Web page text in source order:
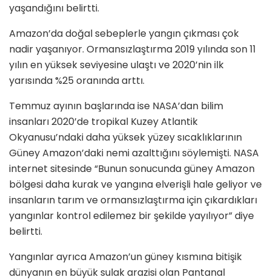
yaşandığını belirtti.
Amazon’da doğal sebeplerle yangın çıkması çok
nadir yaşanıyor. Ormansızlaştırma 2019 yılında son 11
yılın en yüksek seviyesine ulaştı ve 2020’nin ilk
yarısında %25 oranında arttı.
Temmuz ayının başlarında ise NASA’dan bilim
insanları 2020’de tropikal Kuzey Atlantik
Okyanusu’ndaki daha yüksek yüzey sıcaklıklarının
Güney Amazon’daki nemi azalttığını söylemişti. NASA
internet sitesinde “Bunun sonucunda güney Amazon
bölgesi daha kurak ve yangına elverişli hale geliyor ve
insanların tarım ve ormansızlaştırma için çıkardıkları
yangınlar kontrol edilemez bir şekilde yayılıyor” diye
belirtti.
Yangınlar ayrıca Amazon’un güney kısmına bitişik
dünyanın en büyük sulak arazisi olan Pantanal